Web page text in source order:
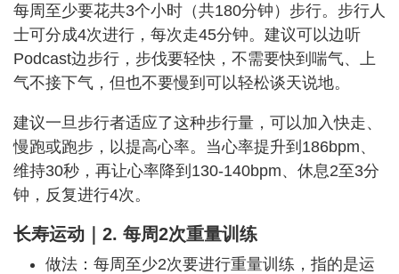
每周至少要花共3个小时（共180分钟）步行。步行人
士可分成4次进行，每次走45分钟。建议可以边听
Podcast边步行，步伐要轻快，不需要快到喘气、上
气不接下气，但也不要慢到可以轻松谈天说地。
建议一旦步行者适应了这种步行量，可以加入快走、
慢跑或跑步，以提高心率。当心率提升到186bpm、
维持30秒，再让心率降到130-140bpm、休息2至3分
钟，反复进行4次。
长寿运动｜2. 每周2次重量训练
做法：每周至少2次要进行重量训练，指的是运